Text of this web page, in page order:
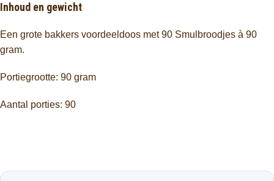
Inhoud en gewicht
Een grote bakkers voordeeldoos met 90 Smulbroodjes à 90
gram.
Portiegrootte: 90 gram
Aantal porties: 90